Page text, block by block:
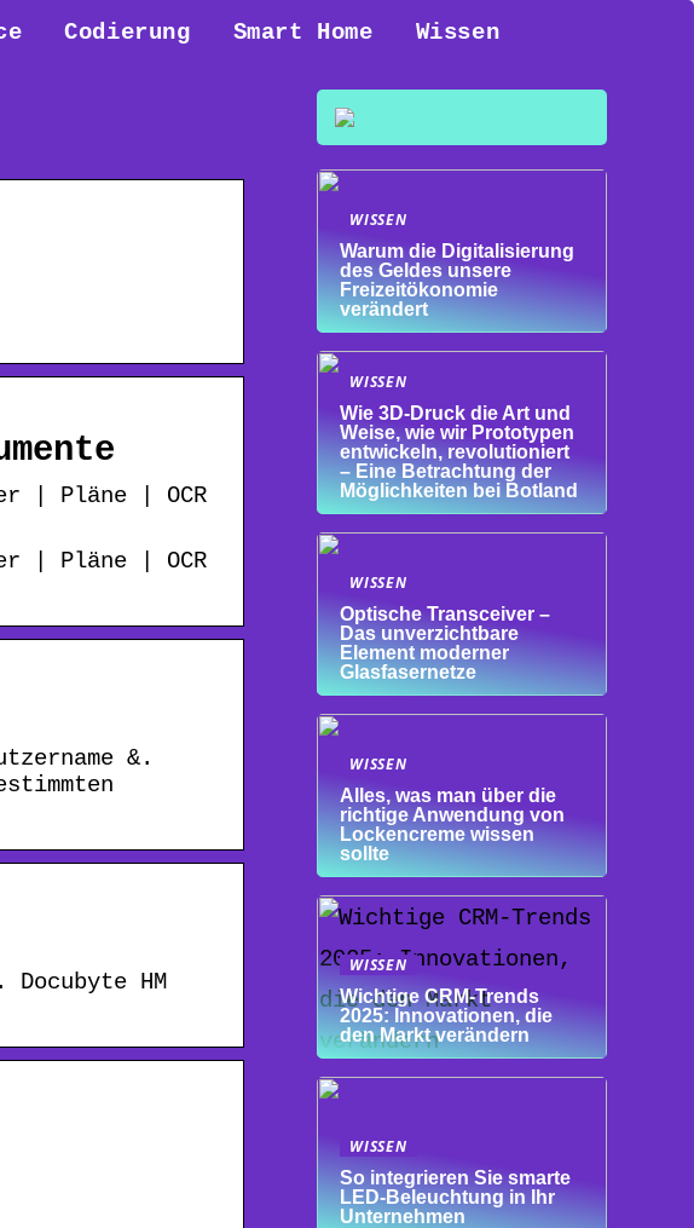
Codierung Smart Home Wissen
| Pläne | OCR
| Pläne | OCR
&.
HM
WISSEN
Warum die Digitalisierung
des Geldes unsere
Freizeitökonomie
verändert
WISSEN
Wie 3D-Druck die Art und
Weise, wie wir Prototypen
entwickeln, revolutioniert
– Eine Betrachtung der
Möglichkeiten bei Botland
WISSEN
Optische Transceiver –
Das unverzichtbare
Element moderner
Glasfasernetze
WISSEN
Alles, was man über die
richtige Anwendung von
Lockencreme wissen
sollte
WISSEN
Wichtige CRM-Trends
2025: Innovationen, die
den Markt verändern
WISSEN
So integrieren Sie smarte
LED-Beleuchtung in Ihr
Unternehmen